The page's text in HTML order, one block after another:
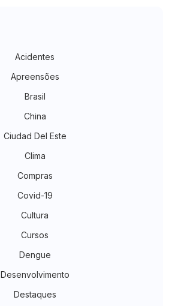
Acidentes
Apreensões
Brasil
China
Ciudad Del Este
Clima
Compras
Covid-19
Cultura
Cursos
Dengue
Desenvolvimento
Destaques